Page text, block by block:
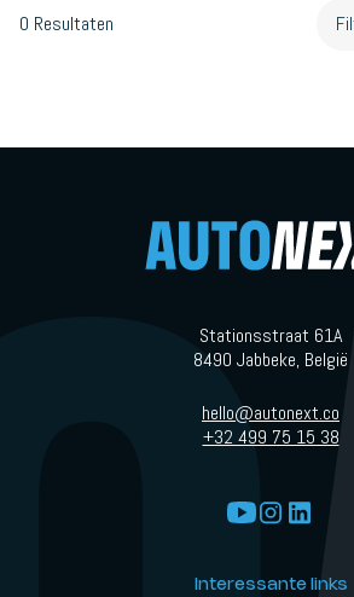
0 Resultaten
Stationsstraat 61A
8490 Jabbeke, België
hello@autonext.co
+32 499 75 15 38
Interessante links